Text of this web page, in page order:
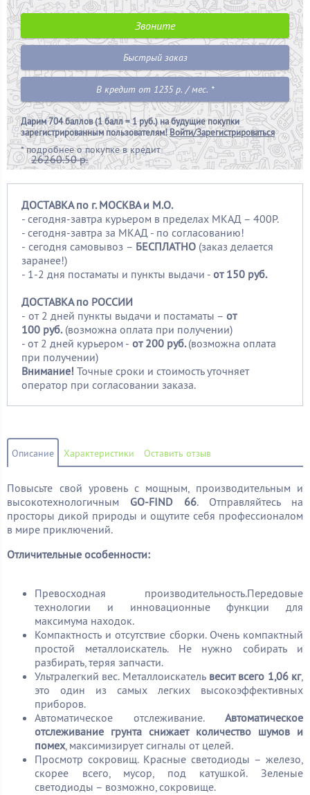
26260.50 р.
Звоните
Быстрый заказ
В кредит от 1235 р. / мес. *
Дарим704 баллов (1 балл = 1 руб.)на будущие покупки
зарегистрированным пользователям!Войти/Зарегистрироваться
*подробнее о покупке в кредит
ДОСТАВКА по г. МОСКВА и М.О.
- сегодня-завтра курьером в пределах МКАД – 400Р.
- сегодня-завтра за МКАД - по согласованию!
- сегодня самовывоз – БЕСПЛАТНО (заказ делается
заранее!)
- 1-2 дня постаматы и пункты выдачи - от 150 руб.
ДОСТАВКА по РОССИИ
- от 2 дней пункты выдачи и постаматы – от
100 руб. (возможна оплата при получении)
- от 2 дней курьером - от 200 руб.(возможна оплата
при получении)
Внимание! Точные сроки и стоимость уточняет
оператор при согласовании заказа.
Описание Характеристики Оставить отзыв
Повысьте свой уровень с мощным, производительным и
высокотехнологичным GO-FIND 66. Отправляйтесь на
просторы дикой природы и ощутите себя профессионалом
в мире приключений.
Отличительные особенности:
Превосходная производительность.Передовые
технологии и инновационные функции для
максимума находок.
Компактность и отсутствие сборки. Очень компактный
простой металлоискатель. Не нужно собирать и
разбирать, теряя запчасти.
Ультралегкий вес. Металлоискательвесит всего 1,06 кг,
это один из самых легких высокоэффективных
приборов.
Автоматическое отслеживание. Автоматическое
отслеживание грунта снижает количество шумов и
помех, максимизирует сигналы от целей.
Просмотр сокровищ. Красные светодиоды – железо,
скорее всего, мусор, под катушкой. Зеленые
светодиоды – возможно, сокровище.